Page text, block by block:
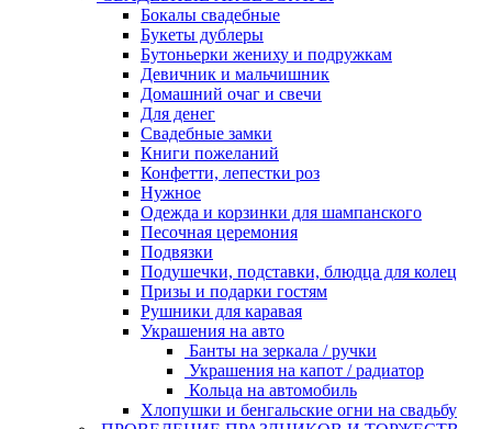
Бокалы свадебные
Букеты дублеры
Бутоньерки жениху и подружкам
Девичник и мальчишник
Домашний очаг и свечи
Для денег
Свадебные замки
Книги пожеланий
Конфетти, лепестки роз
Нужное
Одежда и корзинки для шампанского
Песочная церемония
Подвязки
Подушечки, подставки, блюдца для колец
Призы и подарки гостям
Рушники для каравая
Украшения на авто
Банты на зеркала / ручки
Украшения на капот / радиатор
Кольца на автомобиль
Хлопушки и бенгальские огни на свадьбу